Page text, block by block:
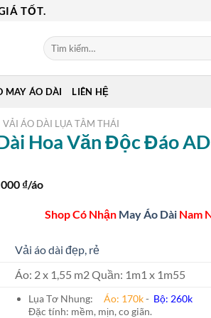
TỐT.
Tìm
kiếm:
MAY ÁO DÀI LIÊN HỆ
VẢI ÁO DÀI LỤA TẰM THÁI
Hoa Văn Độc Đáo
₫/áo
Shop Có Nhận May Áo DàiNam
Vải áo dài đẹp, rẻ
Áo: 2 x 1,55 m2 Quần: 1m1 x 1m55
Lụa Tơ Nhung: Áo: 170k- Bộ: 260k
Đặc tính: mềm, mịn, co giãn.